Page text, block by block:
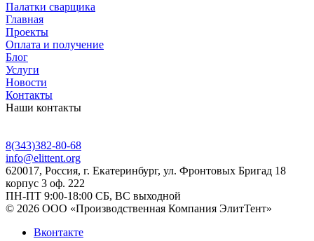
Палатки сварщика
Главная
Проекты
Оплата и получение
Блог
Услуги
Новости
Контакты
Наши контакты
8(343)382-80-68
info@elittent.org
620017, Россия, г. Екатеринбург, ул. Фронтовых Бригад 18
корпус 3 оф. 222
ПН-ПТ 9:00-18:00 СБ, ВС выходной
© 2026 ООО «Производственная Компания ЭлитТент»
Вконтакте